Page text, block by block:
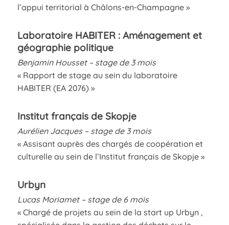
l’appui territorial à Châlons-en-Champagne »
Laboratoire HABITER : Aménagement et
géographie politique
Benjamin Housset – stage de 3 mois
« Rapport de stage au sein du laboratoire
HABITER (EA 2076) »
Institut français de Skopje
Aurélien Jacques – stage de 3 mois
« Assisant auprès des chargés de coopération et
culturelle au sein de l’Institut français de Skopje »
Urbyn
Lucas Moriamet – stage de 6 mois
« Chargé de projets au sein de la start up Urbyn ,